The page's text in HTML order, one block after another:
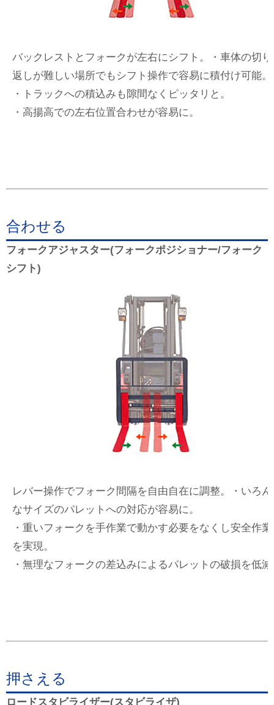
バックレストとフォークが左右にシフト。・車体の切り
返しが難しい場所でもシフト操作で容易に積付け可能。
・トラックへの積込みも隙間なくピッタリと。
・高揚高での左右位置合わせが容易に。
合わせる
フォークアジャスター(フォークポジショナー/フォーク
シフト)
レバー操作でフォーク間隔を自由自在に調整。・いろん
なサイズのパレットへの対応が容易に。
・重いフォークを手作業で動かす必要をなくし安全作業
を実現。
・無理なフォークの差込みによるパレットの破損を低減
押さえる
ロードスタビライザー(スタビライザ)